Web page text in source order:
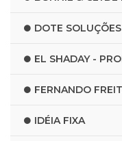
DOTE
EL SHADAY -
FERNANDO
IDÉIA FIXA